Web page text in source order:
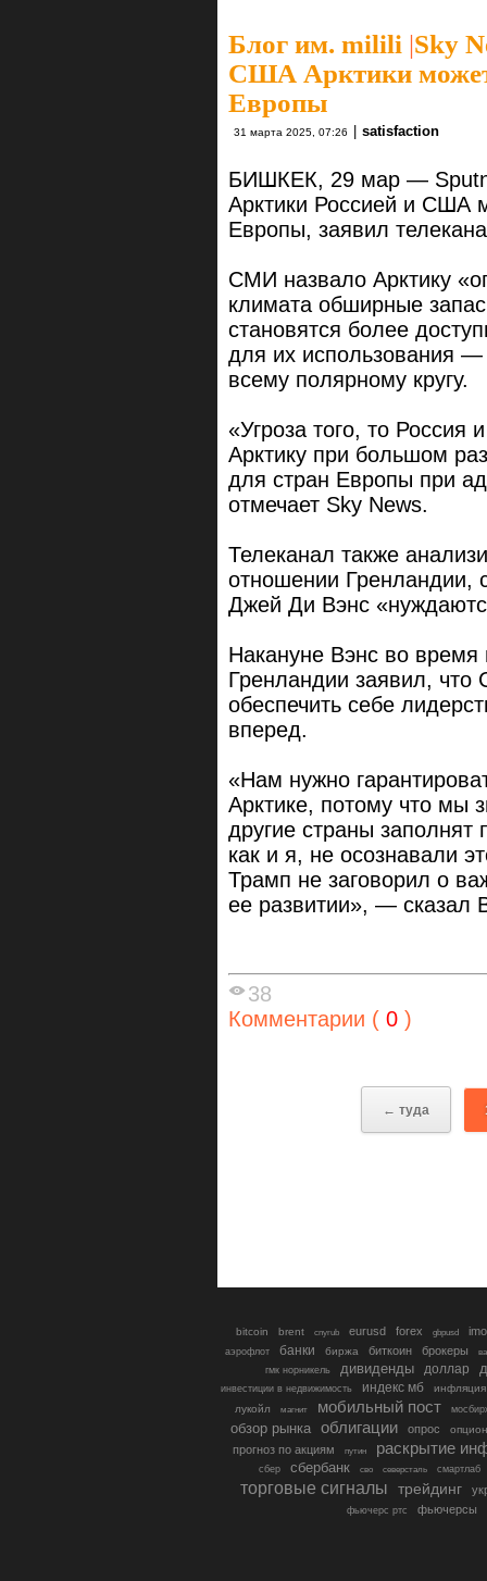
Блог им. milili |Sky
США Арктики
Европы
31 марта 2025, 07:26 satisfaction
БИШКЕК, 29 мар —
Арктики Россией и США
Европы, заявил
СМИ назвало Арктику
климата обширные
становятся более
для их использования
всему полярному кругу.
«Угроза того, то Россия
Арктику при большом
для стран Европы при
отмечает Sky News.
Телеканал также
отношении Гренландии,
Джей Ди Вэнс
Накануне Вэнс во
Гренландии заявил,
обеспечить себе
вперед.
«Нам нужно
Арктике, потому что мы
другие страны
как и я, не осознавали
Трамп не заговорил о
ее развитии», — сказал
38
Комментарии ( 0 )
← туда
bitcoin brent cnyrub eurusd forex gbpusd
аэрофлот банки биржа биткоин брокеры
гмк норникель
дивиденды доллар
инвестиции в недвижимость индекс мб
инфляция
лукойл
магнит мобильный пост
обзор рынка облигации опрос
прогноз по акциям путин раскрытие
сбер сбербанк сво северсталь смартлаб
торговые сигналы трейдинг
фьючерс ртс фьючерсы